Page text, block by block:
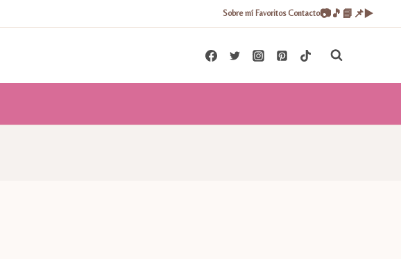
Sobre mí Favoritos Contacto📷🎵 📘 📌▶️